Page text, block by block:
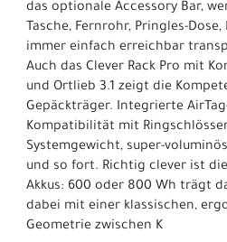
das optionale Accessory Bar,
Tasche, Fernrohr, Pringles-
immer einfach erreichbar
Auch das Clever Rack Pro mit
und Ortlieb 3.1 zeigt die
Gepäckträger. Integrierte
Kompatibilität mit
Systemgewicht, super-
und so fort. Richtig clever ist
Akkus: 600 oder 800 Wh trägt
dabei mit einer klassischen,
Geometrie zwischen K